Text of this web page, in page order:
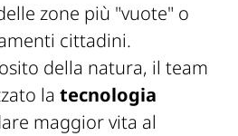
zone più "vuote" o
cittadini.
della natura, il team
la tecnologia
maggior vita al